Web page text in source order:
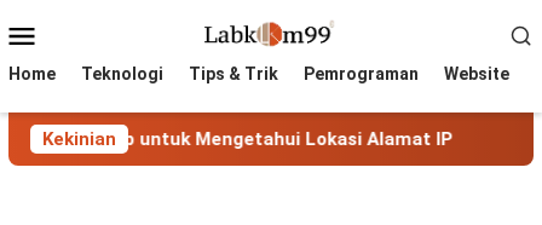
to
Menu
Home Teknologi Tips & Trik Pemrograman Website
Kekinian
untuk Mengetahui Lokasi Alamat IP MaxMind